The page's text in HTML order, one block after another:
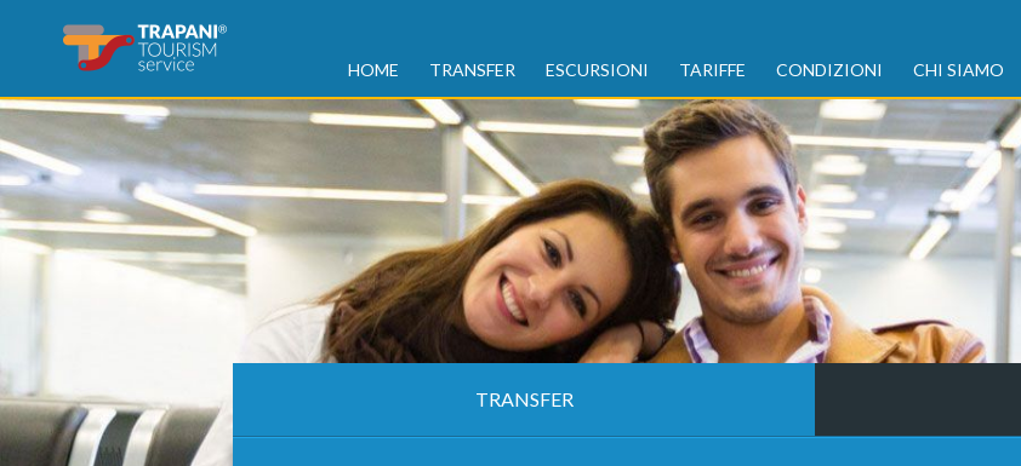
HOME TRANSFER ESCURSIONI TARIFFE CONDIZIONI CHI SIAMO
TRANSFER